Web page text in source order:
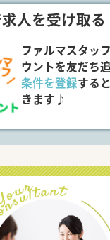
人を受け取る
ファルマスタッ
ウントを友だち
条件を登録する
きます♪